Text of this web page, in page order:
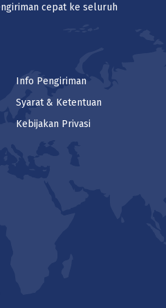
Rp 951.600
tersedia di lokasi yang
cepat ke seluruh
Info Pengiriman
Syarat & Ketentuan
Kebijakan Privasi